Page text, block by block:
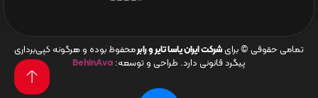
تمامی حقوقی © برای شرکت ایران یاسا تایر و رابرمحفوظ بوده و هرگونه کپی‌برداری
پیگرد قانونی دارد. طراحی و توسعه: BehinAva